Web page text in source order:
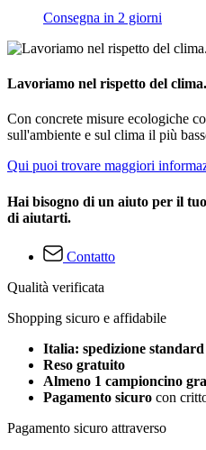
Consegna in 2 giorni
Lavoriamo nel rispetto del clima.
Con concrete misure ecologiche
sull'ambiente e sul clima il più
Qui puoi trovare maggiori
Hai bisogno di un aiuto per il
di aiutarti.
Contatto
Qualità verificata
Shopping sicuro e affidabile
Italia: spedizione
Reso gratuito
Almeno 1 campioncino
Pagamento sicuro con
Pagamento sicuro attraverso